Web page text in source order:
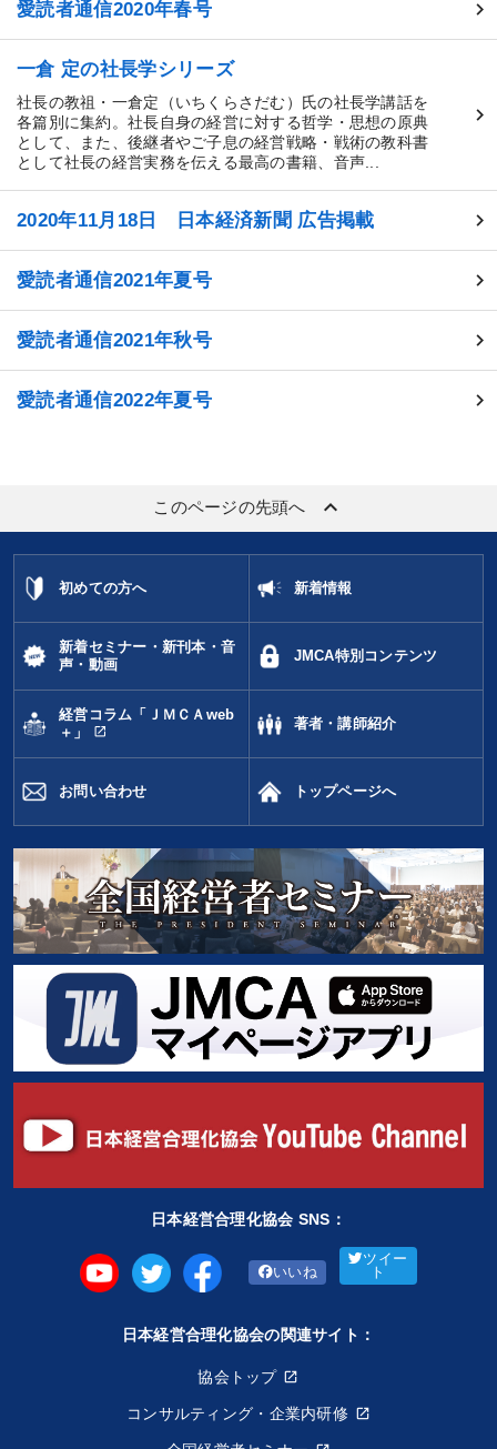
愛読者通信2020年春号
一倉 定の社長学シリーズ
社長の教祖・一倉定（いちくらさだむ）氏の社長学講話を
各篇別に集約。社長自身の経営に対する哲学・思想の原典
として、また、後継者やご子息の経営戦略・戦術の教科書
として社長の経営実務を伝える最高の書籍、音声...
2020年11月18日 日本経済新聞 広告掲載
愛読者通信2021年夏号
愛読者通信2021年秋号
愛読者通信2022年夏号
このページの先頭へ keyboard_arrow_up
初めての方へ 新着情報
新着セミナー・新刊本・音
声・動画
JMCA特別コンテンツ
経営コラム「ＪＭＣＡweb
＋」
open_in_new
著者・講師紹介
お問い合わせ トップページへ
日本経営合理化協会 SNS：
いいね
ツイー
ト
日本経営合理化協会の関連サイト：
協会トップ
コンサルティング・企業内研修